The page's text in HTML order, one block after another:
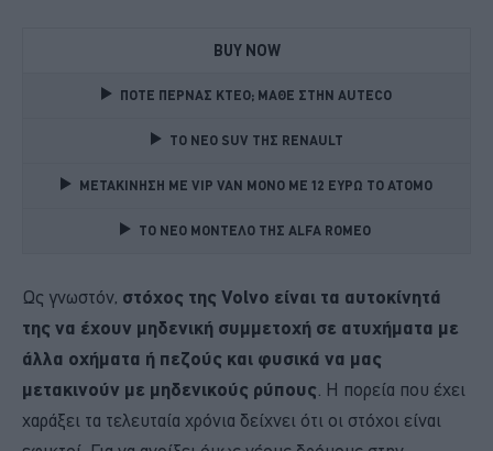
BUY NOW
ΠΟΤΕ ΠΕΡΝΑΣ ΚΤΕΟ; ΜΑΘΕ ΣΤΗΝ ΑUTECO
TO NEO SUV ΤΗΣ RENAULT
ΜΕΤΑΚΙΝΗΣΗ ΜΕ VIP VAN ΜΟΝΟ ΜΕ 12 ΕΥΡΩ ΤΟ ΑΤΟΜΟ
TO NEO MONTΕΛΟ ΤΗΣ ALFA ROMEO
Ως γνωστόν, στόχος της Volvo είναι τα αυτοκίνητά
της να έχουν μηδενική συμμετοχή σε ατυχήματα με
άλλα οχήματα ή πεζούς και φυσικά να μας
μετακινούν με μηδενικούς ρύπους . Η πορεία που έχει
χαράξει τα τελευταία χρόνια δείχνει ότι οι στόχοι είναι